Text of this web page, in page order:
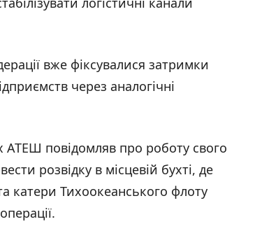
вже фіксувалися затримки
через аналогічні
повідомляв про роботу свого
розвідку в місцевій бухті, де
катери Тихоокеанського флоту